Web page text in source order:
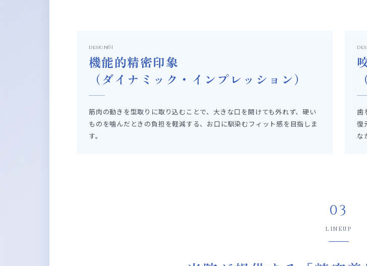
design01
機能的精密印象
（ダイナミック・インプレッション）
筋肉の動きを型取りに取り込むことで、大きな口を開けても外れず、硬い
ものを噛んだときの負担を軽減する、お口に馴染むフィット感を目指しま
す。
歯
復
な
03
LINEUP